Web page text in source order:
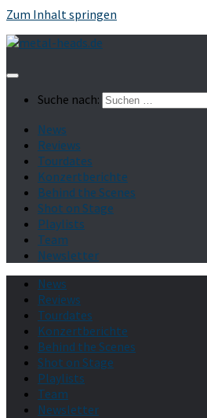
Zum Inhalt springen
Suche nach:
News
Reviews
Tourdates
Konzertberichte
Behind the Scenes
Shot on Stage
Playlists
Team
Newsletter
News
Reviews
Tourdates
Konzertberichte
Behind the Scenes
Shot on Stage
Playlists
Team
Newsletter